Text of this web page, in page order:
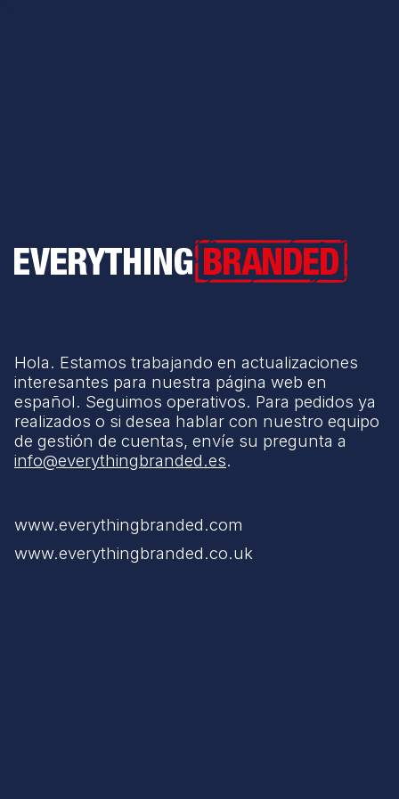
Everything Branded
Hola. Estamos trabajando en actualizaciones
interesantes para nuestra página web en
español. Seguimos operativos. Para pedidos ya
realizados o si desea hablar con nuestro equipo
de gestión de cuentas, envíe su pregunta a
info@everythingbranded.es.
www.everythingbranded.com
www.everythingbranded.co.uk